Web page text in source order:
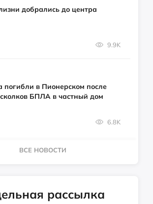
добрались до центра
9.9K
погибли в Пионерском после
БПЛА в частный дом
6.8K
ВСЕ НОВОСТИ
рассылка